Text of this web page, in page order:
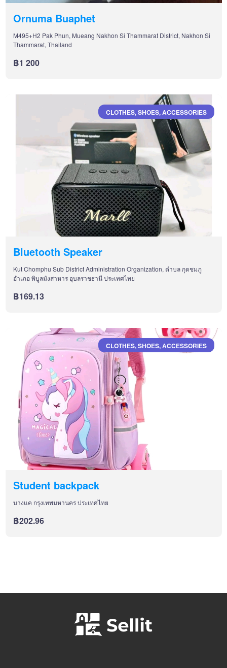
Ornuma Buaphet
M495+H2 Pak Phun, Mueang Nakhon Si Thammarat District, Nakhon Si
Thammarat, Thailand
฿1 200
CLOTHES, SHOES, ACCESSORIES
Bluetooth Speaker
Kut Chomphu Sub District Administration Organization, ตำบล กุดชมภู
อำเภอ พิบูลมังสาหาร อุบลราชธานี ประเทศไทย
฿169.13
CLOTHES, SHOES, ACCESSORIES
Student backpack
บางแค กรุงเทพมหานคร ประเทศไทย
฿202.96